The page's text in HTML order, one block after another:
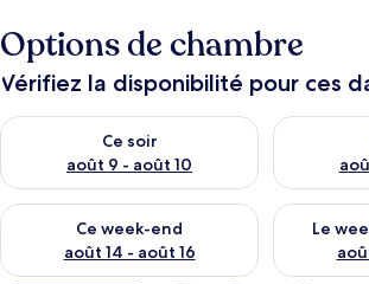
Options de chambre
Vérifiez la disponibilité pour ces
Ce soir
août 9 - août 10
Vérifier la disponibilité pour ce soir août 9 -
Vérifier la
Ce week-end
août 14 - août 16
Vérifier la disponibilité pour ce week-end
Le
Vérifier la